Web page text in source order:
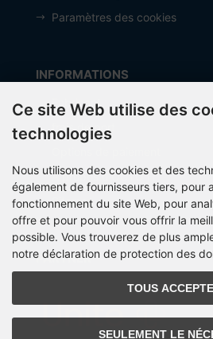
Paramètres des cookies
INFORMATIONS
Fabricant
frais de port
À propos d’OCTO IT
Sitemap
PARTNER
Ce site Web utilise des
technologies
Nous utilisons des cookies et des
également de fournisseurs tiers, pour
fonctionnement du site Web, pour
offre et pour pouvoir vous offrir la
possible. Vous trouverez de plus
notre déclaration de protection des
TOUS
SEULEMENT LE